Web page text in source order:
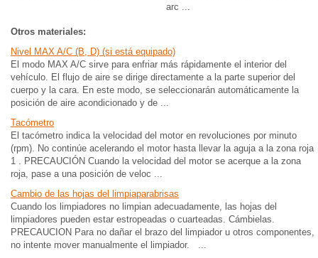
arc ...
Otros materiales:
Nivel MAX A/C (B, D) (si está equipado)
El modo MAX A/C sirve para enfriar más rápidamente el interior del
vehículo. El flujo de aire se dirige directamente a la parte superior del
cuerpo y la cara. En este modo, se seleccionarán automáticamente la
posición de aire acondicionado y de ...
Tacómetro
El tacómetro indica la velocidad del motor en revoluciones por minuto
(rpm). No continúe acelerando el motor hasta llevar la aguja a la zona roja
1 . PRECAUCIÓN Cuando la velocidad del motor se acerque a la zona
roja, pase a una posición de veloc ...
Cambio de las hojas del limpiaparabrisas
Cuando los limpiadores no limpian adecuadamente, las hojas del
limpiadores pueden estar estropeadas o cuarteadas. Cámbielas.
PRECAUCION Para no dañar el brazo del limpiador u otros componentes,
no intente mover manualmente el limpiador. ...